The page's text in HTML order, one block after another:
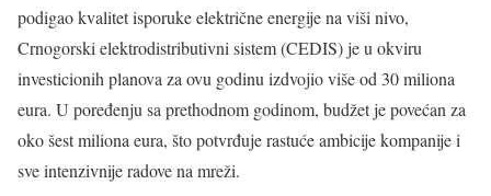
podigao kvalitet isporuke električne energije na viši nivo,
Crnogorski elektrodistributivni sistem (CEDIS) je u okviru
investicionih planova za ovu godinu izdvojio više od 30 miliona
eura. U poređenju sa prethodnom godinom, budžet je povećan za
oko šest miliona eura, što potvrđuje rastuće ambicije kompanije i
sve intenzivnije radove na mreži.